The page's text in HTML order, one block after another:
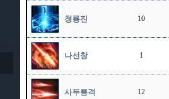
청룡진 10
나선창 1
사두룡격 12